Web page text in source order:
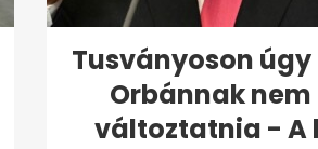
Tusványoson
Orbánnak nem
változtatnia - A